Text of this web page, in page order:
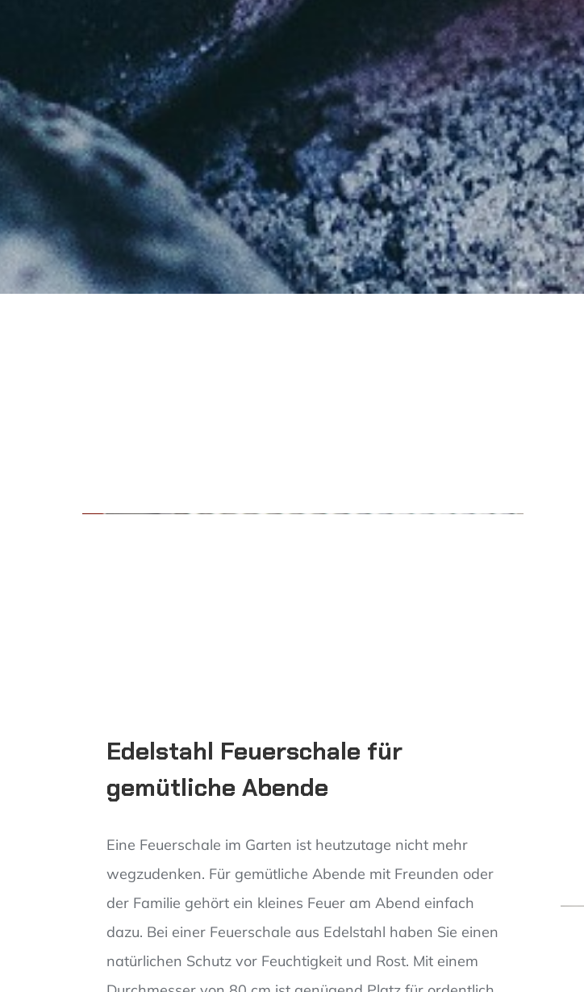
Edelstahl Feuerschale für
gemütliche Abende
Eine Feuerschale im Garten ist heutzutage nicht mehr
wegzudenken. Für gemütliche Abende mit Freunden oder
der Familie gehört ein kleines Feuer am Abend einfach
dazu. Bei einer Feuerschale aus Edelstahl haben Sie einen
natürlichen Schutz vor Feuchtigkeit und Rost. Mit einem